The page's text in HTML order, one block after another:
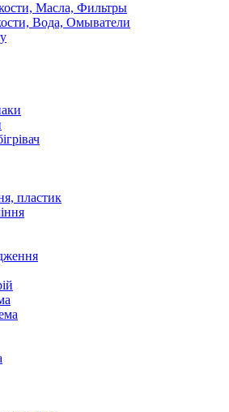
Масла, Фильтры
Вода, Омыватели
пластик